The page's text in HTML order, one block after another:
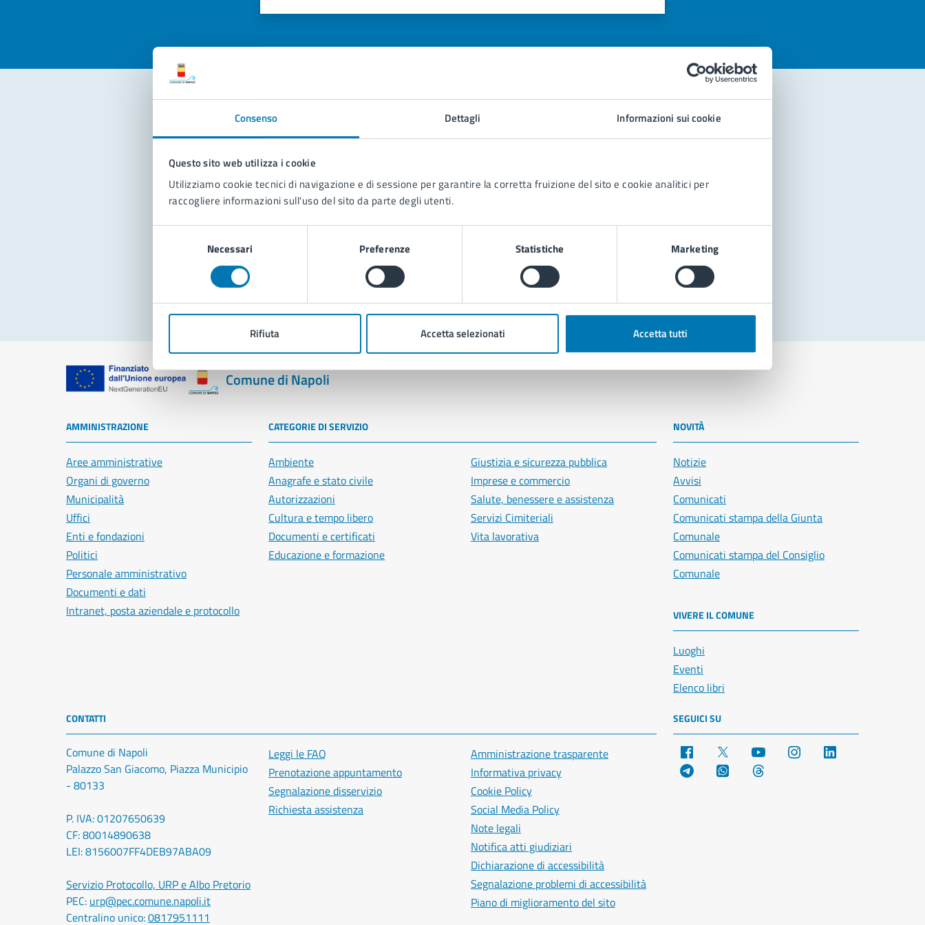
Consenso Dettagli Informazioni sui cookie
Questo sito web utilizza i cookie
Utilizziamo cookie tecnici di navigazione e di sessione per garantire la corretta fruizione del sito e cookie analitici per
raccogliere informazioni sull'uso del sito da parte degli utenti.
Necessari Preferenze Statistiche Marketing
Rifiuta Accetta selezionati Accetta tutti
Leggi le domande frequenti
Richiedi assistenza
Problemi in città
Segnala disservizio
Comune di Napoli
AMMINISTRAZIONE
Aree amministrative
Organi di governo
Municipalità
Uffici
Enti e fondazioni
Politici
Personale amministrativo
Documenti e dati
Intranet, posta aziendale e protocollo
CATEGORIE DI SERVIZIO
Ambiente
Anagrafe e stato civile
Autorizzazioni
Cultura e tempo libero
Documenti e certificati
Educazione e formazione
Giustizia e sicurezza pubblica
Imprese e commercio
Salute, benessere e assistenza
Servizi Cimiteriali
Vita lavorativa
NOVITÀ
Notizie
Avvisi
Comunicati
Comunicati stampa della Giunta
Comunale
Comunicati stampa del Consiglio
Comunale
VIVERE IL COMUNE
Luoghi
Eventi
Elenco libri
CONTATTI
Comune di Napoli
Palazzo San Giacomo, Piazza Municipio
- 80133
P. IVA: 01207650639
CF: 80014890638
LEI: 8156007FF4DEB97ABA09
Servizio Protocollo, URP e Albo Pretorio
PEC: urp@pec.comune.napoli.it
Centralino unico:0817951111
Leggi le FAQ
Prenotazione appuntamento
Segnalazione disservizio
Richiesta assistenza
Amministrazione trasparente
Informativa privacy
Cookie Policy
Social Media Policy
Note legali
Notifica atti giudiziari
Dichiarazione di accessibilità
Segnalazione problemi di accessibilità
Piano di miglioramento del sito
SEGUICI SU
Facebook YouTube Instagram
Telegram WhatsApp